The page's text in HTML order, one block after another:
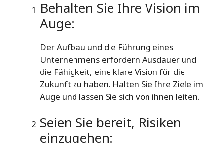
Behalten Sie Ihre Vision im
Auge:
Der Aufbau und die Führung eines
Unternehmens erfordern Ausdauer und
die Fähigkeit, eine klare Vision für die
Zukunft zu haben. Halten Sie Ihre Ziele im
Auge und lassen Sie sich von ihnen leiten.
Seien Sie bereit, Risiken
einzugehen: